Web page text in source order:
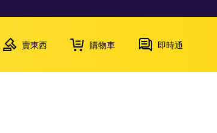
賣東西 購物車 即時通